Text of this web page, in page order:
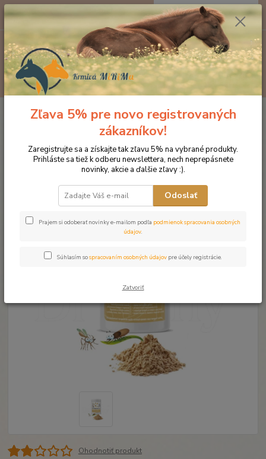
Menu
0ks
za0 €
Produkty DROMY Dýchací aparát
Dromy Pivovarské kvasnice
Dromy Pivovarské kvasnice 1500
Ohodnotiť produkt
Zľava 5% pre novo registrovaných
zákazníkov!
Zaregistrujte sa a získajte tak zľavu 5% na vybrané produkty.
Prihláste sa tiež k odberu newslettera, nech neprepásnete
novinky, akcie a ďalšie zľavy :).
Odoslať
Prajem si odoberať novinky e-mailom podľa podmienok spracovania osobných
údajov.
Súhlasím sospracovaním osobných údajov pre účely registrácie.
Zatvoriť